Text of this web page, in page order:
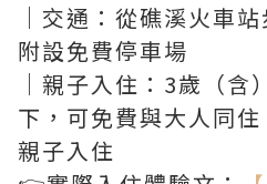
｜交通：從礁溪火車
附設免費停車場
｜親子入住：3歲（含
下，可免費與大人同
親子入住